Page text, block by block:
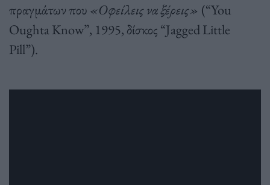
πραγμάτων που «Οφείλεις να ξέρεις» (“You
Oughta Know”, 1995, δίσκος “Jagged Little
Pill”).